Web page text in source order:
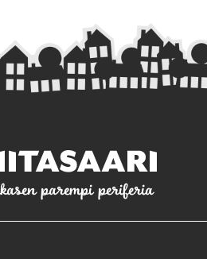
parempi periferia